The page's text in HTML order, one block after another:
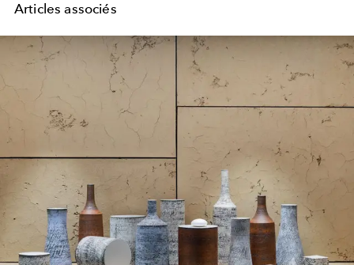
Articles associés